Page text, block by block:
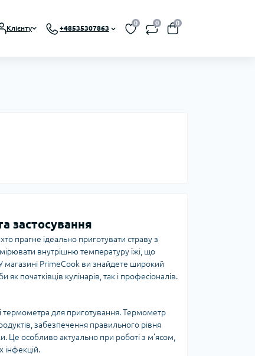
Клієнту +48535307863
0 0 0
застосування
прагне ідеально приготувати страву з
внутрішню температуру їжі, що
магазині PrimeCook ви знайдете широкий
початківців кулінарів, так і професіоналів.
термометра для приготування. Термометр
забезпечення правильного рівня
особливо актуально при роботі з м’ясом,
інфекцій.